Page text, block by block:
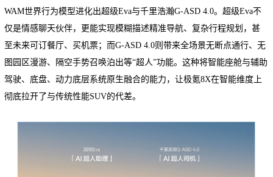
WAM世界行为模型进化出超级Eva与千里浩瀚G-ASD 4.0。超级Eva不
仅是情感聊天伙伴，更能实现模糊描述精准导航、复杂行程规划，甚
至未来可订餐厅、买机票；而G-ASD 4.0则带来全场景无断点通行、无
图园区漫游、隔空手势召唤泊出等“超人”功能。这种将智能座舱与辅助
驾驶、底盘、动力底层系统原生融合的能力，让极氪8X在智能维度上
彻底拉开了与传统性能SUV的代差。